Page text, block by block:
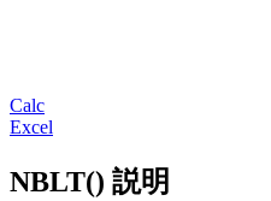
Calc
Excel
NBLT() 説明